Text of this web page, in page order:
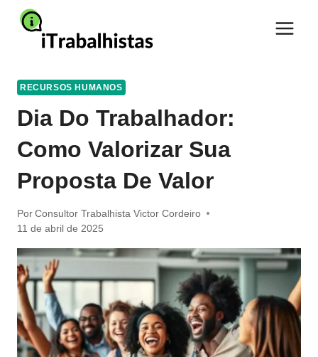
Pular
para
RECURSOS HUMANOS
Dia Do Trabalhador:
Como Valorizar Sua
Proposta De Valor
Por Consultor Trabalhista Victor Cordeiro
11 de abril de 2025